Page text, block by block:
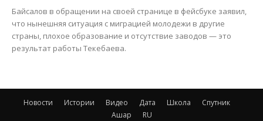
Байсалов в обращении на своей странице в фейсбуке заявил,
что нынешняя ситуация с миграцией молодежи в другие
страны, плохое образование и отсутствие заводов — это
результат работы Текебаева.
Новости Истории Видео Дата Школа
Спутник
Ашар
RU